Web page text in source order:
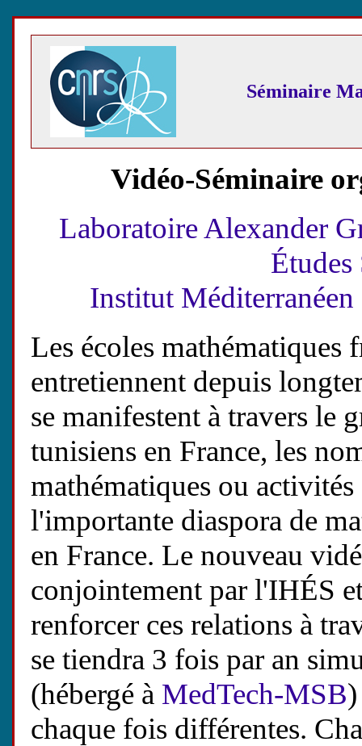
Séminaire
Vidéo-Séminaire
Laboratoire Alexander
Institut Méditerranéen
Les écoles mathématiques
entretiennent depuis
se manifestent à travers le
tunisiens en France, les
mathématiques ou
l'importante diaspora de
en France. Le nouveau
conjointement par l'IHÉS
renforcer ces relations à
se tiendra 3 fois par an
(hébergé à MedTech-MSB
chaque fois différentes.